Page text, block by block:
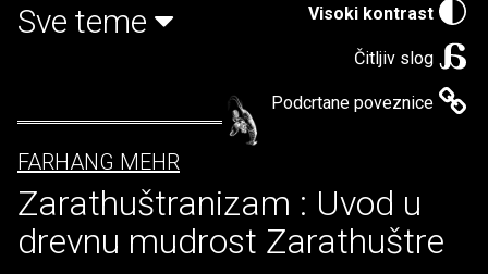
Visoki kontrast
Čitljiv slog
Podcrtane poveznice
Sve teme
FARHANG MEHR
Zarathuštranizam : Uvod u
drevnu mudrost Zarathuštre